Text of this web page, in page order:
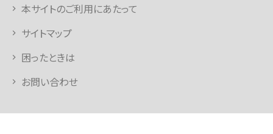
本サイトのご利用にあたって
サイトマップ
困ったときは
お問い合わせ